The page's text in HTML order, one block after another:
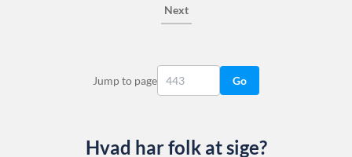
Next
Jump to page Go
Hvad har folk at sige?